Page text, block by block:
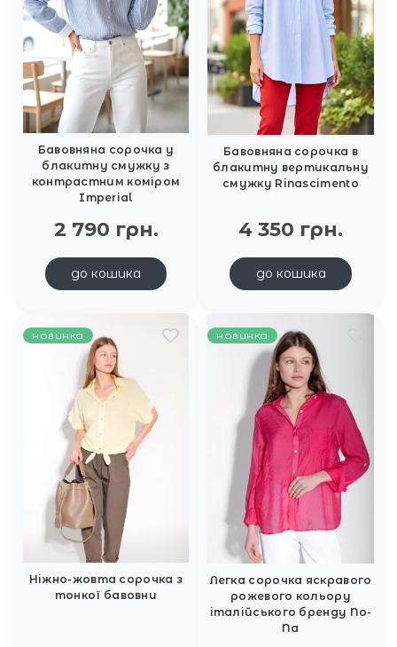
Бавовняна сорочка у
блакитну смужку з
контрастним коміром
Imperial
2 790 грн.
до кошика
Бавовняна сорочка в
блакитну вертикальну
смужку Rinascimento
4 350 грн.
до кошика
новинка
Ніжно-жовта сорочка з
тонкої бавовни
новинка
Легка сорочка яскравого
рожевого кольору
італійського бренду No-
Na